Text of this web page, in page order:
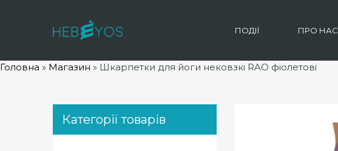
ПОДІЇ ПРО НАС
Головна » Магазин » Шкарпетки для йоги нековзкі RAO фіолетові
Категорії товарів